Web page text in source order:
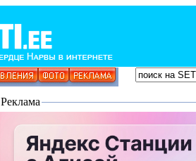
Реклама